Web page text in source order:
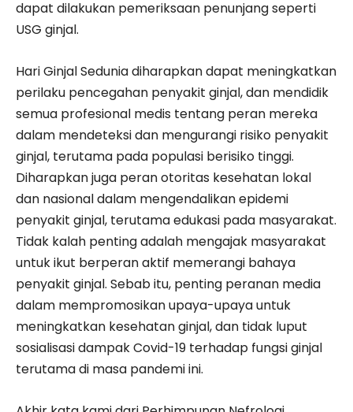
dapat dilakukan pemeriksaan penunjang seperti
USG ginjal.
Hari Ginjal Sedunia diharapkan dapat meningkatkan
perilaku pencegahan penyakit ginjal, dan mendidik
semua profesional medis tentang peran mereka
dalam mendeteksi dan mengurangi risiko penyakit
ginjal, terutama pada populasi berisiko tinggi.
Diharapkan juga peran otoritas kesehatan lokal
dan nasional dalam mengendalikan epidemi
penyakit ginjal, terutama edukasi pada masyarakat.
Tidak kalah penting adalah mengajak masyarakat
untuk ikut berperan aktif memerangi bahaya
penyakit ginjal. Sebab itu, penting peranan media
dalam mempromosikan upaya-upaya untuk
meningkatkan kesehatan ginjal, dan tidak luput
sosialisasi dampak Covid-19 terhadap fungsi ginjal
terutama di masa pandemi ini.